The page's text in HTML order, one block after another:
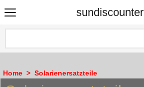
sundiscounter
Home > Solarienersatzteile